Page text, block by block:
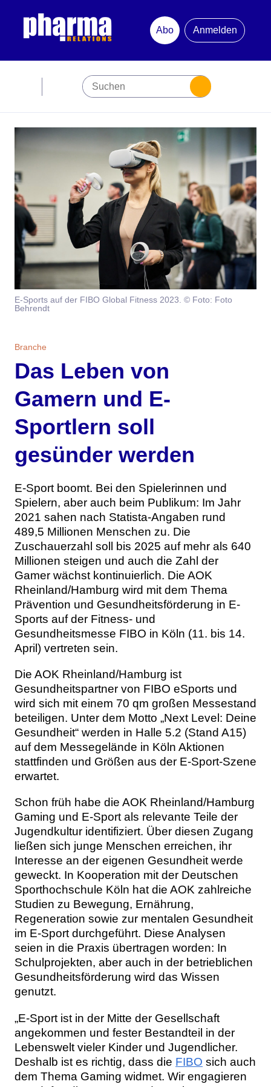
Abo
Anmelden
Jubiläum
Newsletter
Mediadaten
Marketing
Studien
Digital Health
Personen
Magazin
Ausgabenarchiv
Abonnement
Über uns
Team
Werben
E-Sports auf der FIBO Global Fitness 2023. © Foto: Foto
Behrendt
Branche
Das Leben von
Gamern und E-
Sportlern soll
gesünder werden
E-Sport boomt. Bei den Spielerinnen und
Spielern, aber auch beim Publikum: Im Jahr
2021 sahen nach Statista-Angaben rund
489,5 Millionen Menschen zu. Die
Zuschauerzahl soll bis 2025 auf mehr als 640
Millionen steigen und auch die Zahl der
Gamer wächst kontinuierlich. Die AOK
Rheinland/Hamburg wird mit dem Thema
Prävention und Gesundheitsförderung in E-
Sports auf der Fitness- und
Gesundheitsmesse FIBO in Köln (11. bis 14.
April) vertreten sein.
Die AOK Rheinland/Hamburg ist
Gesundheitspartner von FIBO eSports und
wird sich mit einem 70 qm großen Messestand
beteiligen. Unter dem Motto „Next Level: Deine
Gesundheit“ werden in Halle 5.2 (Stand A15)
auf dem Messegelände in Köln Aktionen
stattfinden und Größen aus der E-Sport-Szene
erwartet.
Schon früh habe die AOK Rheinland/Hamburg
Gaming und E-Sport als relevante Teile der
Jugendkultur identifiziert. Über diesen Zugang
ließen sich junge Menschen erreichen, ihr
Interesse an der eigenen Gesundheit werde
geweckt. In Kooperation mit der Deutschen
Sporthochschule Köln hat die AOK zahlreiche
Studien zu Bewegung, Ernährung,
Regeneration sowie zur mentalen Gesundheit
im E-Sport durchgeführt. Diese Analysen
seien in die Praxis übertragen worden: In
Schulprojekten, aber auch in der betrieblichen
Gesundheitsförderung wird das Wissen
genutzt.
„E-Sport ist in der Mitte der Gesellschaft
angekommen und fester Bestandteil in der
Lebenswelt vieler Kinder und Jugendlicher.
Deshalb ist es richtig, dass die FIBO sich auch
dem Thema Gaming widmet. Wir engagieren